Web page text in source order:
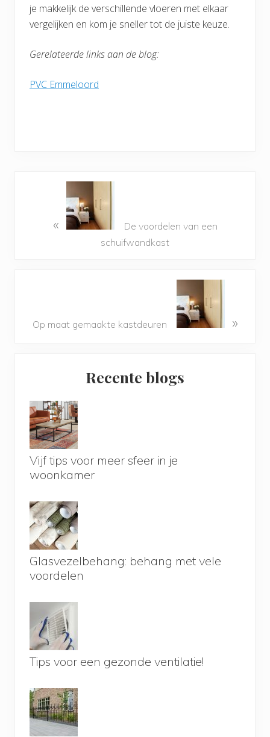
je makkelijk de verschillende vloeren met elkaar
vergelijken en kom je sneller tot de juiste keuze.
Gerelateerde links aan de blog:
PVC Emmeloord
«
De voordelen van een
schuifwandkast
Op maat gemaakte kastdeuren »
Recente blogs
Vijf tips voor meer sfeer in je
woonkamer
Glasvezelbehang: behang met vele
voordelen
Tips voor een gezonde ventilatie!